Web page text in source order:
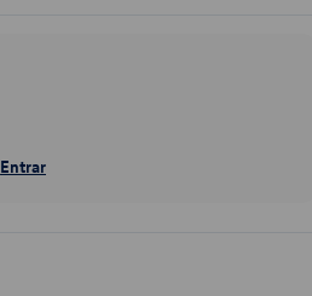
Entrar